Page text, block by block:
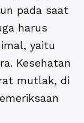
pada saat
harus
yaitu
Kesehatan
mutlak, di